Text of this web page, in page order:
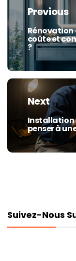
l’article
Previous
Previous
post:
Rénovation
coûte et
?
Next
Next
post:
Installation
penser à
Suivez-Nous